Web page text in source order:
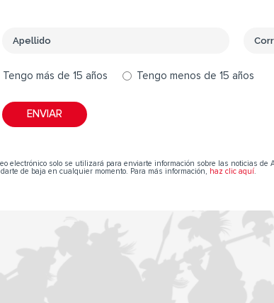
Tengo más de 15 años Tengo menos de 15 años
electrónico solo se utilizará para enviarte información sobre las noticias de
darte de baja en cualquier momento. Para más información,
haz clic aquí.